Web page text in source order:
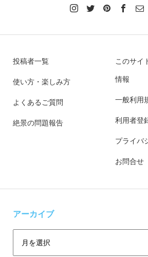
投稿者一覧
使い方・楽しみ方
よくあるご質問
絶景の問題報告
このサイ
情報
一般利用
利用者登
プライバ
お問合せ
アーカイブ